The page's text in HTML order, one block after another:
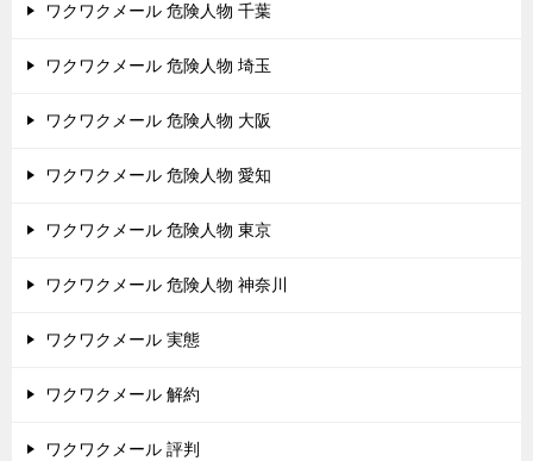
ワクワクメール 危険人物 千葉
ワクワクメール 危険人物 埼玉
ワクワクメール 危険人物 大阪
ワクワクメール 危険人物 愛知
ワクワクメール 危険人物 東京
ワクワクメール 危険人物 神奈川
ワクワクメール 実態
ワクワクメール 解約
ワクワクメール 評判